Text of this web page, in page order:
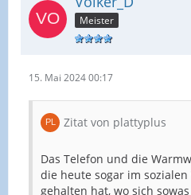
Meister
15. Mai 2024 00:17
Zitat von plattyplus
Das Telefon und die
die heute sogar im
gehalten hat, wo sich